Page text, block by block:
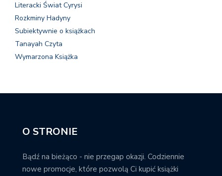
Literacki Świat Cyrysi
Rozkminy Hadyny
Subiektywnie o książkach
Tanayah Czyta
Wymarzona Książka
O STRONIE
Bądź na bieżąco - nie przegap okazji. Codziennie
nowe promocje, które pozwolą Ci kupić książki